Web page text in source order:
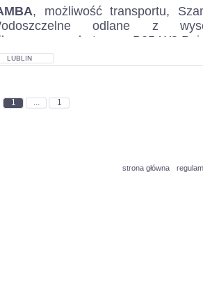
, możliwość transportu,
odlane z
betonu B25-
LUBLIN
1 ... 1
strona główna